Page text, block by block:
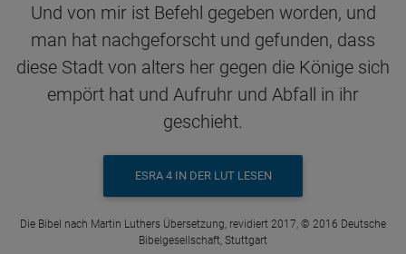
Und von mir ist Befehl gegeben worden, und
man hat nachgeforscht und gefunden, dass
diese Stadt von alters her gegen die Könige sich
empört hat und Aufruhr und Abfall in ihr
geschieht.
ESRA 4 IN DER LUT LESEN
Die Bibel nach Martin Luthers Übersetzung, revidiert 2017, © 2016 Deutsche
Bibelgesellschaft, Stuttgart